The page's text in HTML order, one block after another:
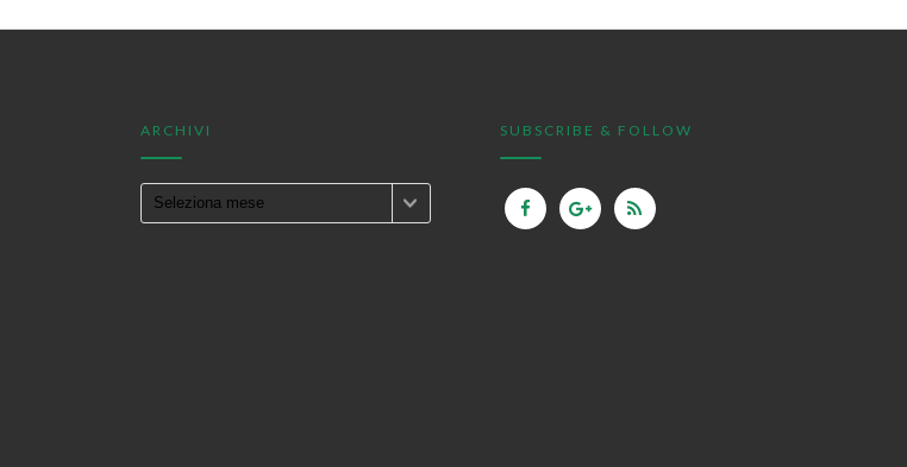
ARCHIVI SUBSCRIBE & FOLLOW